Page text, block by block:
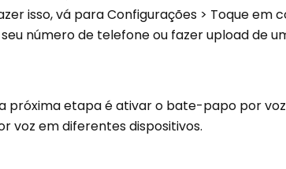
isso, vá para Configurações > Toque em
número de telefone ou fazer upload de
próxima etapa é ativar o bate-papo por
voz em diferentes dispositivos.